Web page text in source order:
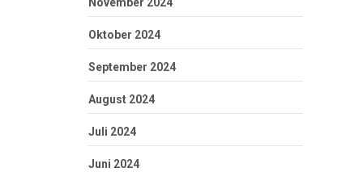
November 2024
Oktober 2024
September 2024
August 2024
Juli 2024
Juni 2024